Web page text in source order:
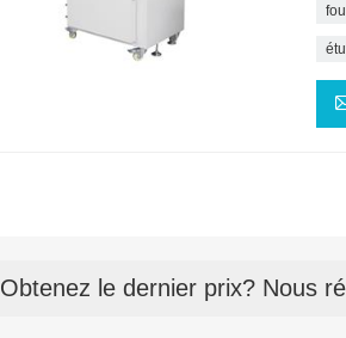
Obtenez le dernier prix? Nous